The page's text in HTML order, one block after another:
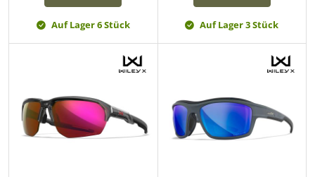
Auf Lager 6 Stück Auf Lager 3 Stück